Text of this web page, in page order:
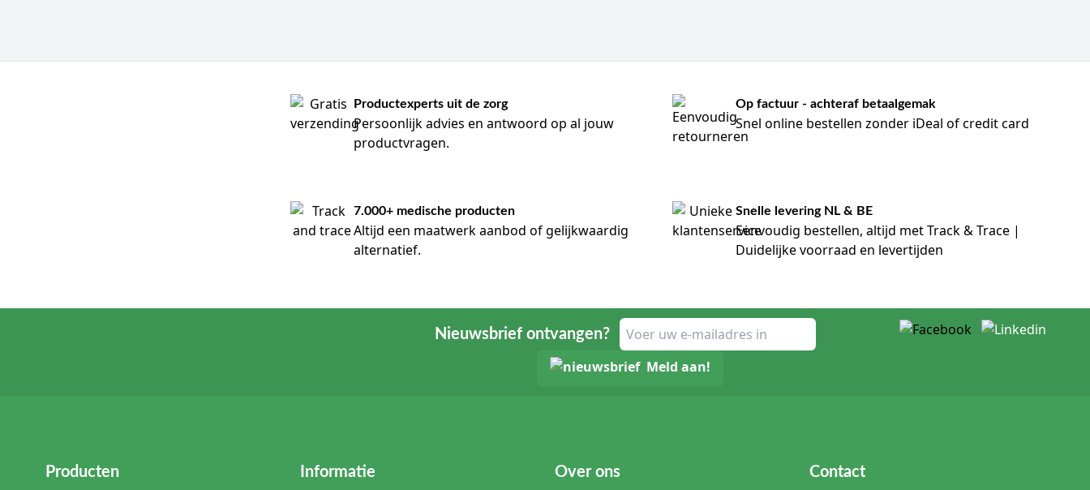
Productexperts uit de zorg
Persoonlijk advies en antwoord op al jouw
productvragen.
Op factuur - achteraf betaalgemak
Snel online bestellen zonder iDeal of credit card
7.000+ medische producten
Altijd een maatwerk aanbod of gelijkwaardig
alternatief.
Snelle levering NL & BE
Eenvoudig bestellen, altijd met Track & Trace |
Duidelijke voorraad en levertijden
Nieuwsbrief ontvangen?
Meld aan!
Producten Informatie Over ons Contact